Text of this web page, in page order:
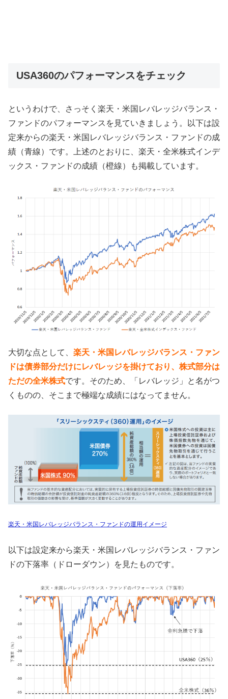
USA360のパフォーマンスをチェック
というわけで、さっそく楽天・米国レバレッジバランス・
ファンドのパフォーマンスを見ていきましょう。以下は設
定来からの楽天・米国レバレッジバランス・ファンドの成
績（青線）です。上述のとおりに、楽天・全米株式インデ
ックス・ファンドの成績（橙線）も掲載しています。
大切な点として、 楽天・米国レバレッジバランス・ファン
ドは債券部分だけにレバレッジを掛けており、株式部分は
ただの全米株式です。そのため、「レバレッジ」と名がつ
くものの、そこまで極端な成績にはなってません。
楽天・米国レバレッジバランス・ファンドの運用イメージ
以下は設定来から楽天・米国レバレッジバランス・ファン
ドの下落率（ドローダウン）を見たものです。